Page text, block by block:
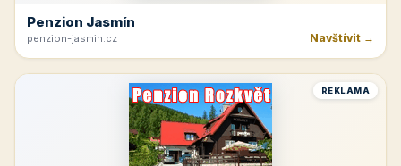
Penzion Jasmín
penzion-jasmin.cz Navštívit →
REKLAMA